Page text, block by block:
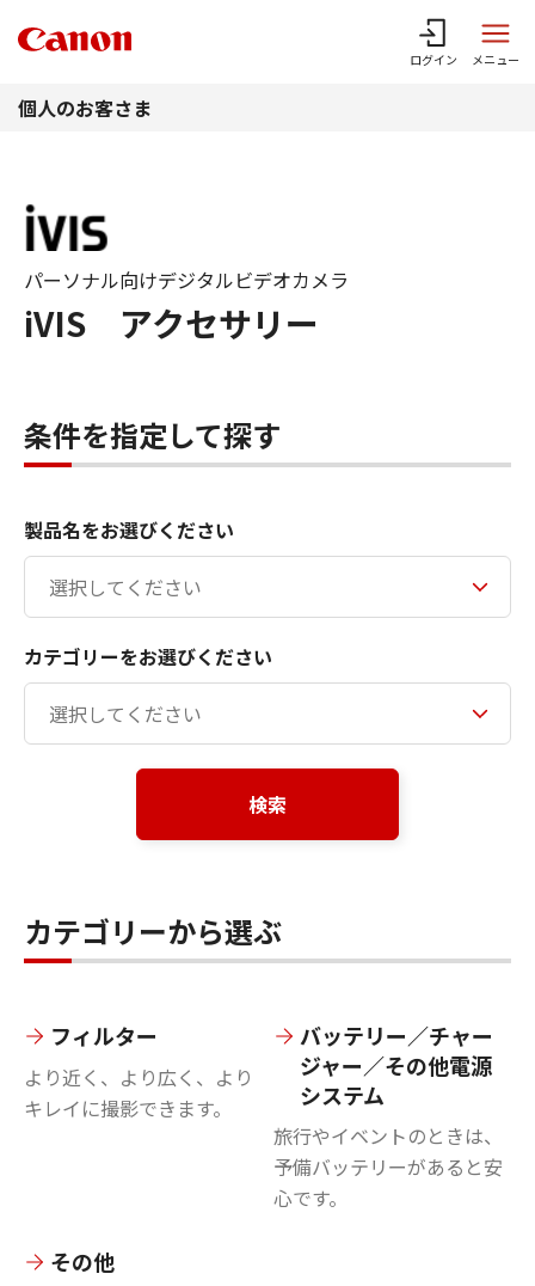
ログイン メニュー
個人のお客さま
iVIS アクセサリー
パーソナル向けデジタルビデオカメラ
条件を指定して探す
製品名をお選びください
カテゴリーをお選びください
検索
カテゴリーから選ぶ
フィルター
より近く、より広く、より
キレイに撮影できます。
バッテリー／チャー
ジャー／その他電源
システム
旅行やイベントのときは、
予備バッテリーがあると安
心です。
その他